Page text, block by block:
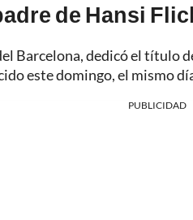
de Hansi
Barcelona, dedicó el título
este domingo, el mismo
PUBLICIDAD